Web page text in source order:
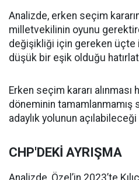
Analizde, erken seçim
milletvekilinin oyunu
değişikliği için gereken üçte
düşük bir eşik olduğu
Erken seçim kararı alınması
döneminin tamamlanmamış
adaylık yolunun
CHP'DEKİ AYRIŞMA